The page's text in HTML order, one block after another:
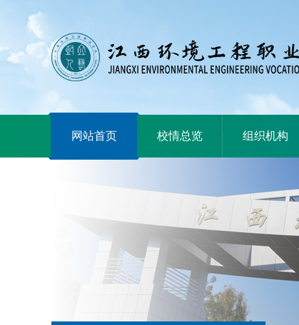
网站首页 校情总览 组织机构